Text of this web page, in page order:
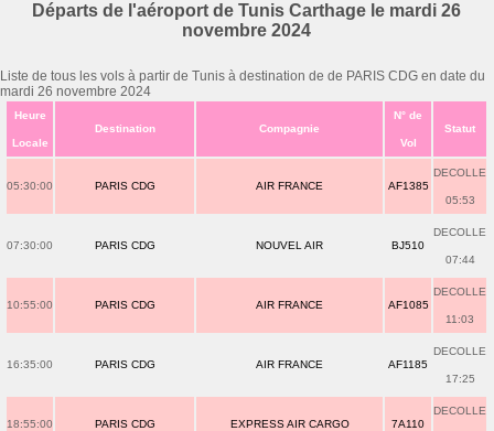
Départs de l'aéroport de Tunis Carthage le mardi 26
novembre 2024
Liste de tous les vols à partir de Tunis à destination de de PARIS CDG en date du
mardi 26 novembre 2024
Heure
Locale
Destination Compagnie
N° de
Vol
Statut
05:30:00 PARIS CDG AIR FRANCE AF1385
DECOLLE
05:53
07:30:00 PARIS CDG NOUVEL AIR BJ510
DECOLLE
07:44
10:55:00 PARIS CDG AIR FRANCE AF1085
DECOLLE
11:03
16:35:00 PARIS CDG AIR FRANCE AF1185
DECOLLE
17:25
18:55:00 PARIS CDG EXPRESS AIR CARGO 7A110
DECOLLE